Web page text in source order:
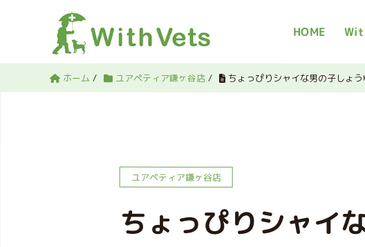
HOME
ホーム / ユアペティア鎌ヶ谷店 / ちょっぴりシャイな男の子しょう
ユアペティア鎌ヶ谷店
ちょっぴりシャイ